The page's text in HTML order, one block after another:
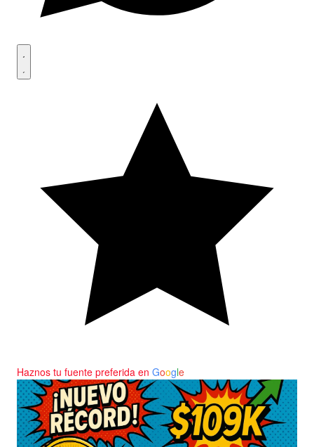
Haznos tu fuente preferida en Google